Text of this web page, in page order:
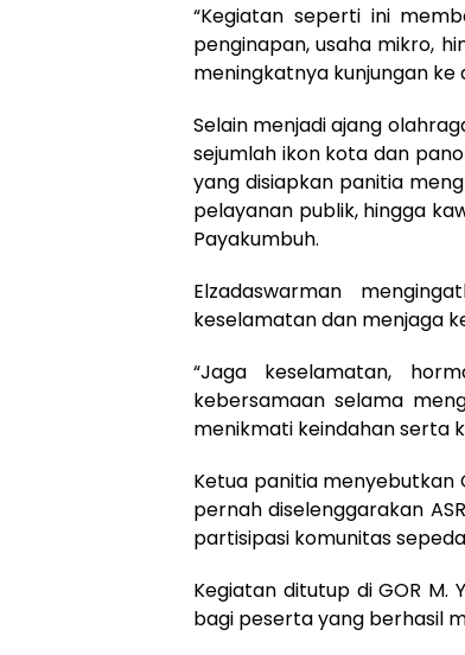
“Kegiatan seperti ini
penginapan, usaha mikro,
meningkatnya kunjungan ke
Selain menjadi ajang
sejumlah ikon kota dan
yang disiapkan panitia
pelayanan publik, hingga
Payakumbuh.
Elzadaswarman
keselamatan dan menjaga
“Jaga keselamatan,
kebersamaan selama
menikmati keindahan serta
Ketua panitia menyebutkan
pernah diselenggarakan
partisipasi komunitas
Kegiatan ditutup di GOR
bagi peserta yang berhasil